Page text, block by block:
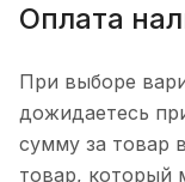
Оплата
При выборе
дожидаетесь
сумму за товар
товар, который